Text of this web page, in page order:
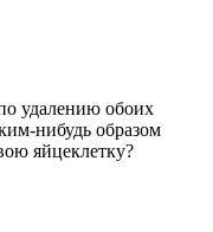
удалению обоих
нибудь образом
яйцеклетку?